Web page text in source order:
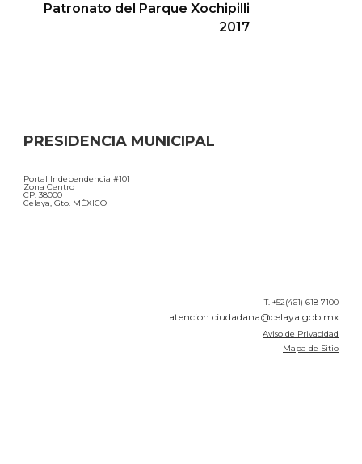
Patronato del Parque Xochipilli
2017
PRESIDENCIA MUNICIPAL
Portal Independencia #101
Zona Centro
CP. 38000
Celaya, Gto. MÉXICO
T. +52(461) 618 7100
atencion.ciudadana@celaya.gob.mx
Aviso de Privacidad
Mapa de Sitio